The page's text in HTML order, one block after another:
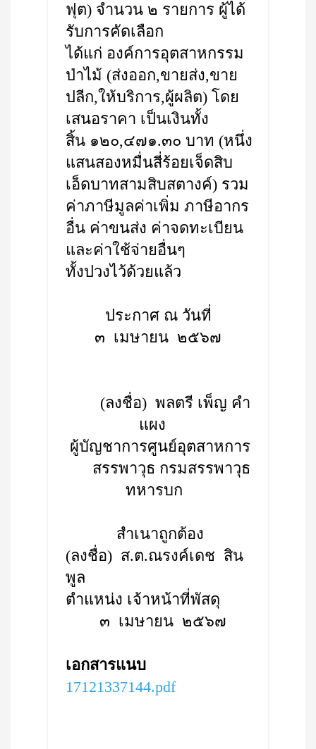
ฟุต) จำนวน ๒ รายการ ผู้ได้
รับการคัดเลือก
ได้แก่ องค์การอุตสาหกรรม
ป่าไม้ (ส่งออก,ขายส่ง,ขาย
ปลีก,ให้บริการ,ผู้ผลิต) โดย
เสนอราคา เป็นเงินทั้ง
สิ้น ๑๒๐,๔๗๑.๓๐ บาท (หนึ่ง
แสนสองหมื่นสี่ร้อยเจ็ดสิบ
เอ็ดบาทสามสิบสตางค์) รวม
ค่าภาษีมูลค่าเพิ่ม ภาษีอากร
อื่น ค่าขนส่ง ค่าจดทะเบียน
และค่าใช้จ่ายอื่นๆ
ทั้งปวงไว้ด้วยแล้ว
ประกาศ ณ วันที่
๓ เมษายน ๒๕๖๗
(ลงชื่อ) พลตรี เพ็ญ คำ
แผง
ผู้บัญชาการศูนย์อุตสาหการ
สรรพาวุธ กรมสรรพาวุธ
ทหารบก
สำเนาถูกต้อง
(ลงชื่อ) ส.ต.ณรงค์เดช สิน
พูล
ตำแหน่ง เจ้าหน้าที่พัสดุ
๓ เมษายน ๒๕๖๗
เอกสารแนบ
17121337144.pdf